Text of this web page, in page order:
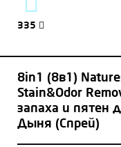
335
8in1 (8в1)
Stain&Odor
запаха и пятен
Дыня (Спрей)